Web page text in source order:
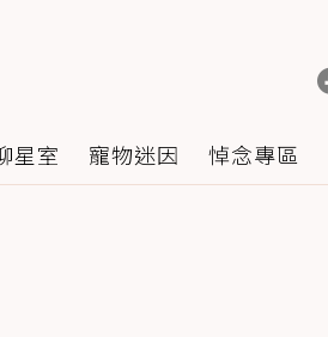
星室 寵物迷因 悼念專區